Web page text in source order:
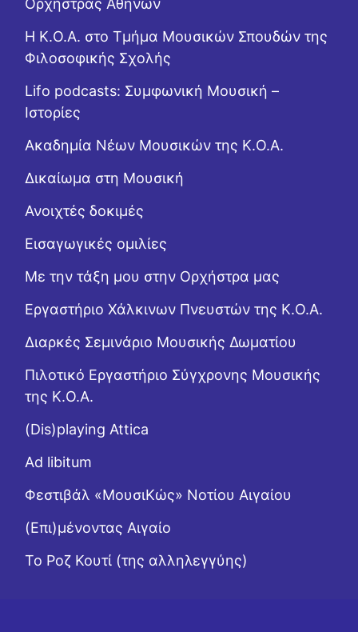
Ορχήστρας Αθηνών
Η Κ.Ο.Α. στο Τμήμα Μουσικών Σπουδών της
Φιλοσοφικής Σχολής
Lifo podcasts: Συμφωνική Μουσική –
Ιστορίες
Ακαδημία Νέων Μουσικών της Κ.Ο.Α.
Δικαίωμα στη Μουσική
Ανοιχτές δοκιμές
Εισαγωγικές ομιλίες
Με την τάξη μου στην Ορχήστρα μας
Εργαστήριo Χάλκινων Πνευστών της Κ.Ο.Α.
Διαρκές Σεμινάριο Μουσικής Δωματίου
Πιλοτικό Εργαστήριο Σύγχρονης Μουσικής
της Κ.Ο.Α.
(Dis)playing Attica
Ad libitum
Φεστιβάλ «ΜουσιΚώς» Νοτίου Αιγαίου
(Επι)μένοντας Αιγαίο
Το Ροζ Κουτί (της αλληλεγγύης)